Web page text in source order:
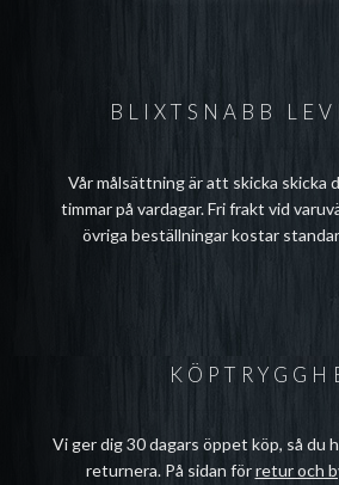
BLIXTSNABB
Vår målsättning är att skicka skicka
timmar på vardagar. Fri frakt vid
övriga beställningar kostar
Vi ger dig 30 dagars öppet köp, så du
returnera. På sidan förretur och